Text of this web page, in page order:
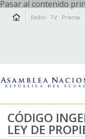
Pasar al contenido
Radio ·TV · Prensa
LA ASAMBLEA
CÓDIGO
LEY DE